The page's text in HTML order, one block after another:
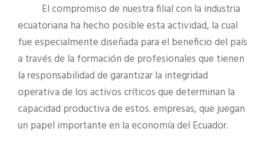
El compromiso de nuestra filial con la industria
ecuatoriana ha hecho posible esta actividad, la cual
fue especialmente diseñada para el beneficio del país
a través de la formación de profesionales que tienen
la responsabilidad de garantizar la integridad
operativa de los activos críticos que determinan la
capacidad productiva de estos. empresas, que juegan
un papel importante en la economía del Ecuador.